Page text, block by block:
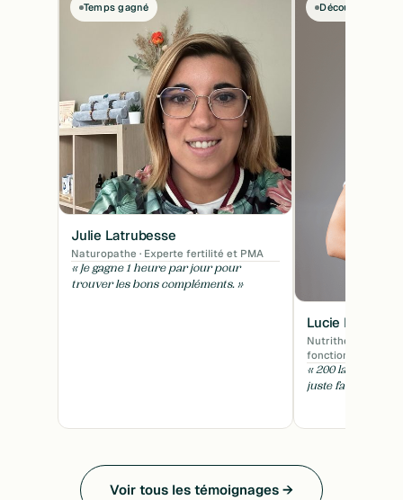
Temps gagné
Julie Latrubesse
Naturopathe · Experte fertilité et PMA
« Je gagne 1 heure par jour pour
trouver les bons compléments. »
Découverte
Lucie Herbaut
Nutrithérapeute ·
fonctionnelle ·
« 200 labos en
juste fabuleux. »
Voir tous les témoignages →